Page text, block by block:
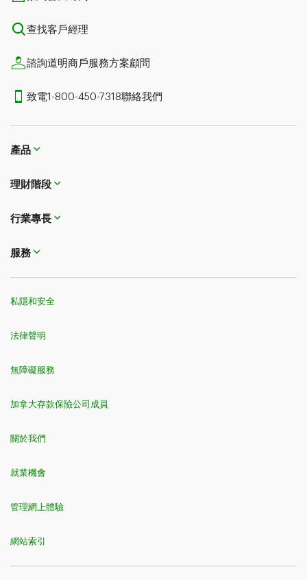
查找客戶經理
諮詢道明商戶服務方案顧問
致電1-800-450-7318聯絡我們
產品
理財階段
行業專長
服務
私隱和安全
法律聲明
無障礙服務
加拿大存款保險公司成員
關於我們
就業機會
管理網上體驗
網站索引